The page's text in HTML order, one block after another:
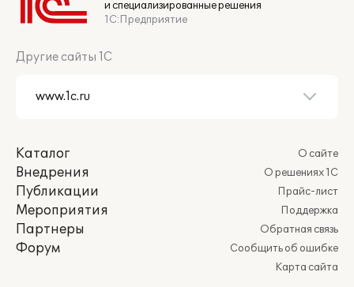
и специализированные решения
1С:Предприятие
Другие сайты 1С
Каталог
Внедрения
Публикации
Мероприятия
Партнеры
Форум
О сайте
О решениях 1С
Прайс-лист
Поддержка
Обратная связь
Сообщить об ошибке
Карта сайта